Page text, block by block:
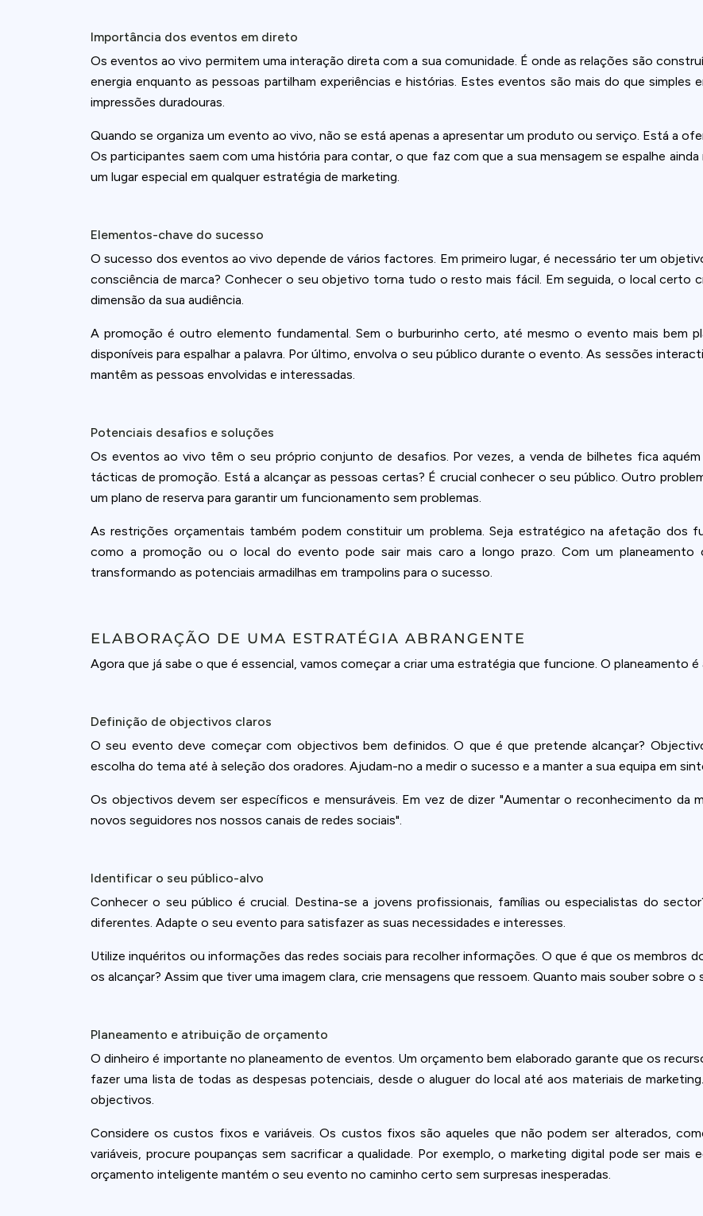
Importância dos eventos em direto
Os eventos ao vivo permitem uma interação direta com a sua comunidade. É onde as relações são
energia enquanto as pessoas partilham experiências e histórias. Estes eventos são mais do que simples
impressões duradouras.
Quando se organiza um evento ao vivo, não se está apenas a apresentar um produto ou serviço. Está a
Os participantes saem com uma história para contar, o que faz com que a sua mensagem se espalhe
um lugar especial em qualquer estratégia de marketing.
Elementos-chave do sucesso
O sucesso dos eventos ao vivo depende de vários factores. Em primeiro lugar, é necessário ter um
consciência de marca? Conhecer o seu objetivo torna tudo o resto mais fácil. Em seguida, o local certo
dimensão da sua audiência.
A promoção é outro elemento fundamental. Sem o burburinho certo, até mesmo o evento mais bem
disponíveis para espalhar a palavra. Por último, envolva o seu público durante o evento. As sessões
mantêm as pessoas envolvidas e interessadas.
Potenciais desafios e soluções
Os eventos ao vivo têm o seu próprio conjunto de desafios. Por vezes, a venda de bilhetes fica
tácticas de promoção. Está a alcançar as pessoas certas? É crucial conhecer o seu público. Outro
um plano de reserva para garantir um funcionamento sem problemas.
As restrições orçamentais também podem constituir um problema. Seja estratégico na afetação dos
como a promoção ou o local do evento pode sair mais caro a longo prazo. Com um planeamento
transformando as potenciais armadilhas em trampolins para o sucesso.
ELABORAÇÃO DE UMA ESTRATÉGIA ABRANGENTE
Agora que já sabe o que é essencial, vamos começar a criar uma estratégia que funcione. O planeamento
Definição de objectivos claros
O seu evento deve começar com objectivos bem definidos. O que é que pretende alcançar?
escolha do tema até à seleção dos oradores. Ajudam-no a medir o sucesso e a manter a sua equipa em
Os objectivos devem ser específicos e mensuráveis. Em vez de dizer "Aumentar o reconhecimento da
novos seguidores nos nossos canais de redes sociais".
Identificar o seu público-alvo
Conhecer o seu público é crucial. Destina-se a jovens profissionais, famílias ou especialistas do
diferentes. Adapte o seu evento para satisfazer as suas necessidades e interesses.
Utilize inquéritos ou informações das redes sociais para recolher informações. O que é que os membros
os alcançar? Assim que tiver uma imagem clara, crie mensagens que ressoem. Quanto mais souber sobre
Planeamento e atribuição de orçamento
O dinheiro é importante no planeamento de eventos. Um orçamento bem elaborado garante que os
fazer uma lista de todas as despesas potenciais, desde o aluguer do local até aos materiais de
objectivos.
Considere os custos fixos e variáveis. Os custos fixos são aqueles que não podem ser alterados,
variáveis, procure poupanças sem sacrificar a qualidade. Por exemplo, o marketing digital pode ser
orçamento inteligente mantém o seu evento no caminho certo sem surpresas inesperadas.